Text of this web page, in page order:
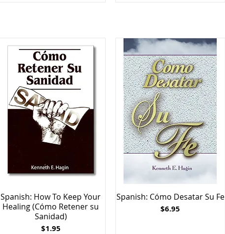
Spanish: How To Keep Your
Healing (Cómo Retener su
Sanidad)
Price
$1.95
Spanish: Cómo Desatar Su Fe
Price
$6.95